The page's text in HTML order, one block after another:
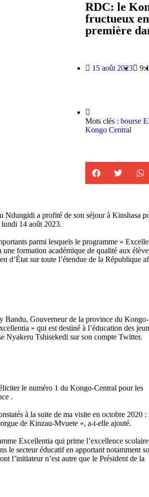
RDC: le
fructueux
première
15 août 2023
Mots clés : bourse
Kongo Central
a profité de son séjour à Kinshasa
14 août 2023.
parmi lesquels le programme «
une formation académique de qualité aux
d’État sur toute l’étendue de la République
Bandu, Gouverneur de la province du Kongo-
» qui est destiné à l’éducation des
Nyakeru Tshisekedi sur son compte Twitter.
le numéro 1 du Kongo-Central pour les
.
à la suite de ma visite en octobre 2020 :
de Kinzau-Mvuete », a-t-elle ajouté.
Excellentia qui prime l’excellence
le secteur éducatif en apportant notamment
l’initiateur n’est autre que le Président de la